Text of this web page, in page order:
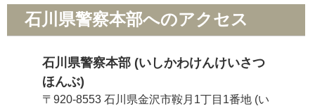
石川県警察本部へのアクセス
石川県警察本部 (いしかわけんけいさつ
ほんぶ)
〒920-8553 石川県金沢市鞍月1丁目1番地 (い